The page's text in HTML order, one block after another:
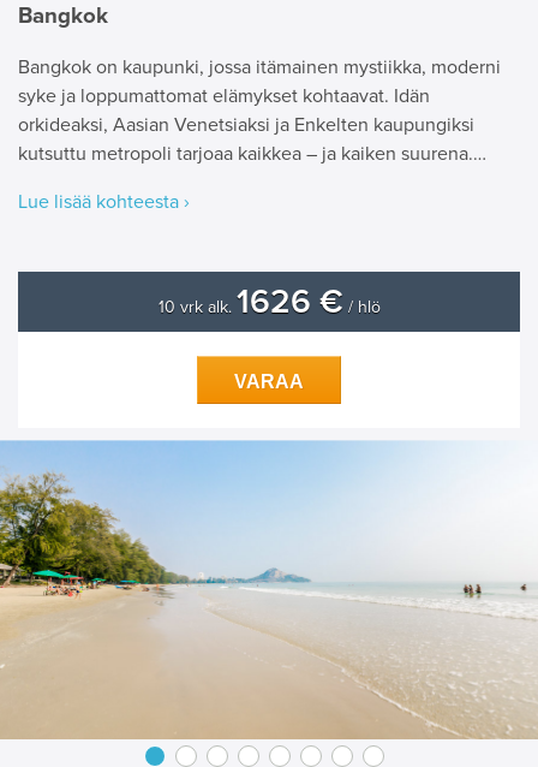
Bangkok
Bangkok on kaupunki, jossa itämainen mystiikka, moderni
syke ja loppumattomat elämykset kohtaavat. Idän
orkideaksi, Aasian Venetsiaksi ja Enkelten kaupungiksi
kutsuttu metropoli tarjoaa kaikkea – ja kaiken suurena.…
Lue lisää kohteesta ›
10 vrk alk. 1626 € / hlö
VARAA